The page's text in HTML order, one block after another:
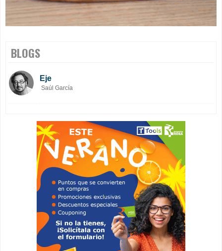
BLOGS
Eje
Saúl García